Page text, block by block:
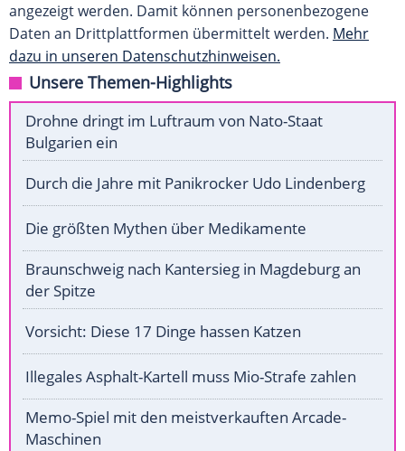
angezeigt werden. Damit können personenbezogene
Daten an Drittplattformen übermittelt werden. Mehr
dazu in unseren Datenschutzhinweisen.
Unsere Themen-Highlights
Drohne dringt im Luftraum von Nato-Staat
Bulgarien ein
Durch die Jahre mit Panikrocker Udo Lindenberg
Die größten Mythen über Medikamente
Braunschweig nach Kantersieg in Magdeburg an
der Spitze
Vorsicht: Diese 17 Dinge hassen Katzen
Illegales Asphalt-Kartell muss Mio-Strafe zahlen
Memo-Spiel mit den meistverkauften Arcade-
Maschinen